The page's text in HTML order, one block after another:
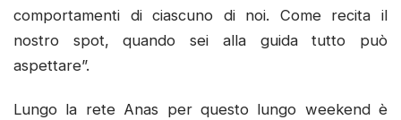
comportamenti di ciascuno di noi. Come recita il
nostro spot, quando sei alla guida tutto può
aspettare”.
Lungo la rete Anas per questo lungo weekend è